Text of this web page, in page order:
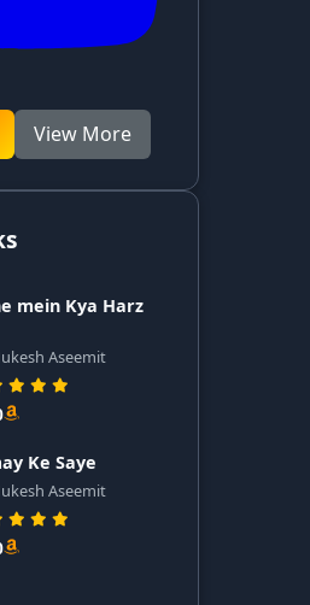
View More
mein Kya Harz
Aseemit
Ke Saye
Aseemit